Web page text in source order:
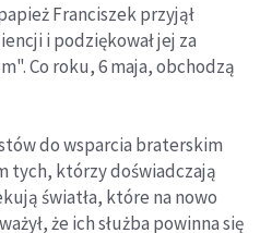
Franciszek przyjął
i podziękował jej za
Co roku, 6 maja, obchodzą
do wsparcia braterskim
tych, którzy doświadczają
światła, które na nowo
że ich służba powinna się